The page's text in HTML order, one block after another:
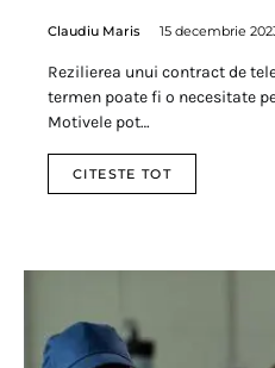
Claudiu Maris 15 decembrie
Rezilierea unui contract de
termen poate fi o necesitate
Motivele pot…
CITESTE TOT